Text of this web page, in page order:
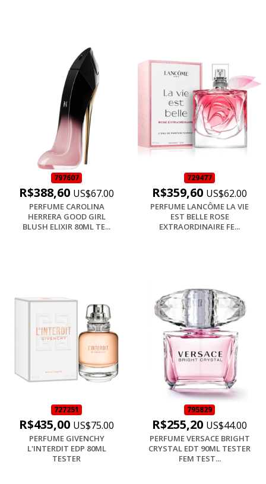
797607
R$388,60 US$67.00
PERFUME CAROLINA
HERRERA GOOD GIRL
BLUSH ELIXIR 80ML TE...
729477
R$359,60 US$62.00
PERFUME LANCÔME LA VIE
EST BELLE ROSE
EXTRAORDINAIRE FE...
727251
R$435,00 US$75.00
PERFUME GIVENCHY
L'INTERDIT EDP 80ML
TESTER
795829
R$255,20 US$44.00
PERFUME VERSACE BRIGHT
CRYSTAL EDT 90ML TESTER
FEM TEST...